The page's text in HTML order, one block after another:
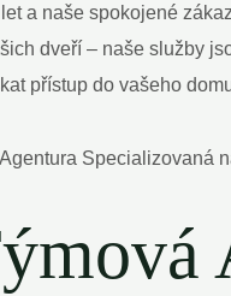
a naše spokojené
dveří –⁤ naše služby
⁤přístup do vašeho